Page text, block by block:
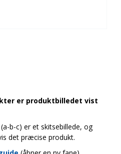
er produktbilledet vist
b-c) er et skitsebillede, og
det præcise produkt.